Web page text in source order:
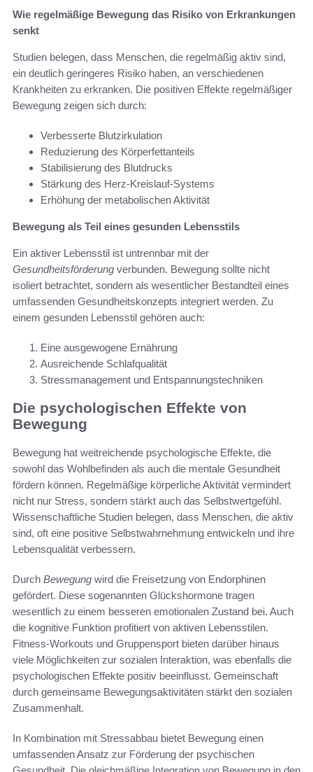
Wie regelmäßige Bewegung das Risiko von Erkrankungen
senkt
Studien belegen, dass Menschen, die regelmäßig aktiv sind,
ein deutlich geringeres Risiko haben, an verschiedenen
Krankheiten zu erkranken. Die positiven Effekte regelmäßiger
Bewegung zeigen sich durch:
Verbesserte Blutzirkulation
Reduzierung des Körperfettanteils
Stabilisierung des Blutdrucks
Stärkung des Herz-Kreislauf-Systems
Erhöhung der metabolischen Aktivität
Bewegung als Teil eines gesunden Lebensstils
Ein aktiver Lebensstil ist untrennbar mit der
Gesundheitsförderung verbunden. Bewegung sollte nicht
isoliert betrachtet, sondern als wesentlicher Bestandteil eines
umfassenden Gesundheitskonzepts integriert werden. Zu
einem gesunden Lebensstil gehören auch:
Eine ausgewogene Ernährung
Ausreichende Schlafqualität
Stressmanagement und Entspannungstechniken
Die psychologischen Effekte von
Bewegung
Bewegung hat weitreichende psychologische Effekte, die
sowohl das Wohlbefinden als auch die mentale Gesundheit
fördern können. Regelmäßige körperliche Aktivität vermindert
nicht nur Stress, sondern stärkt auch das Selbstwertgefühl.
Wissenschaftliche Studien belegen, dass Menschen, die aktiv
sind, oft eine positive Selbstwahrnehmung entwickeln und ihre
Lebensqualität verbessern.
Durch Bewegung wird die Freisetzung von Endorphinen
gefördert. Diese sogenannten Glückshormone tragen
wesentlich zu einem besseren emotionalen Zustand bei. Auch
die kognitive Funktion profitiert von aktiven Lebensstilen.
Fitness-Workouts und Gruppensport bieten darüber hinaus
viele Möglichkeiten zur sozialen Interaktion, was ebenfalls die
psychologischen Effekte positiv beeinflusst. Gemeinschaft
durch gemeinsame Bewegungsaktivitäten stärkt den sozialen
Zusammenhalt.
In Kombination mit Stressabbau bietet Bewegung einen
umfassenden Ansatz zur Förderung der psychischen